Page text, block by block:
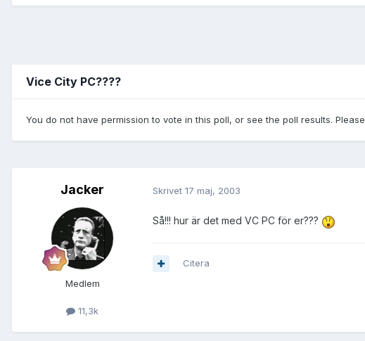
Vice City PC????
You do not have permission to vote in this poll, or see the poll results. Please
Jacker
Medlem
11,3k
Skrivet 17 maj, 2003
Så!!! hur är det med VC PC för er???
Citera